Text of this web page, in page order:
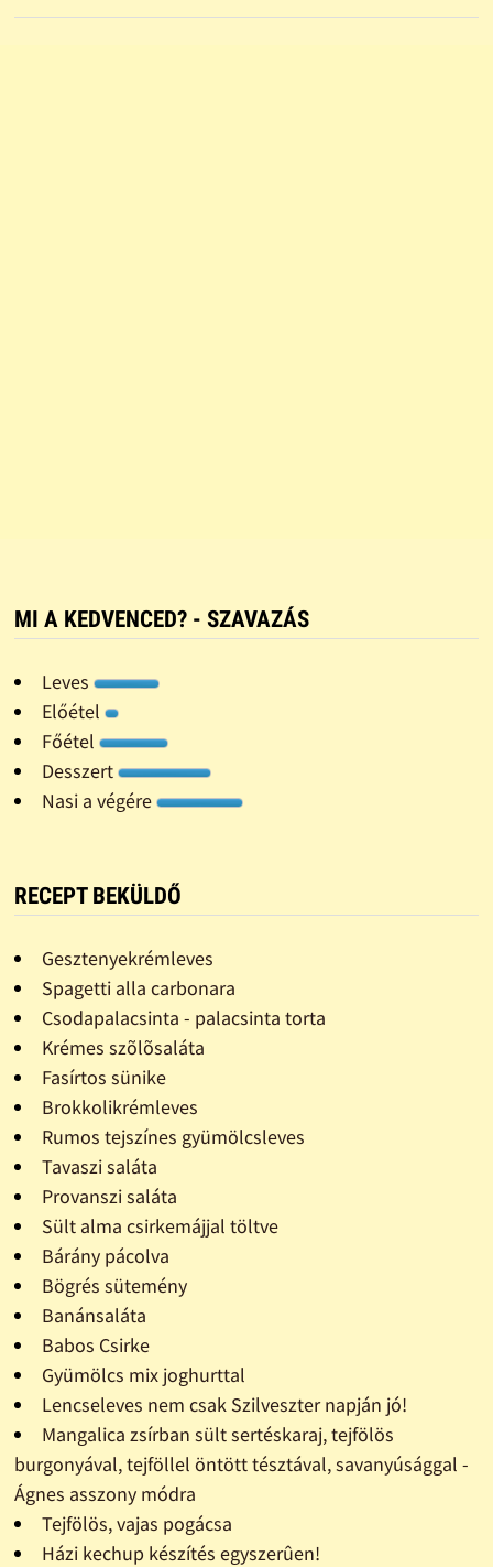
MI A KEDVENCED? - SZAVAZÁS
Leves
Előétel
Főétel
Desszert
Nasi a végére
RECEPT BEKÜLDŐ
Gesztenyekrémleves
Spagetti alla carbonara
Csodapalacsinta - palacsinta torta
Krémes szõlõsaláta
Fasírtos sünike
Brokkolikrémleves
Rumos tejszínes gyümölcsleves
Tavaszi saláta
Provanszi saláta
Sült alma csirkemájjal töltve
Bárány pácolva
Bögrés sütemény
Banánsaláta
Babos Csirke
Gyümölcs mix joghurttal
Lencseleves nem csak Szilveszter napján jó!
Mangalica zsírban sült sertéskaraj, tejfölös
burgonyával, tejföllel öntött tésztával, savanyúsággal -
Ágnes asszony módra
Tejfölös, vajas pogácsa
Házi kechup készítés egyszerûen!